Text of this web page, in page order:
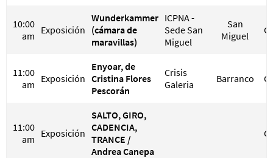
10:00
am Exposición
Wunderkammer
(cámara de
maravillas)
ICPNA -
Sede San
Miguel
San
Miguel
11:00
am Exposición
Enyoar, de
Cristina Flores
Pescorán
Crisis
Galeria
Barranco
11:00
am Exposición
SALTO, GIRO,
CADENCIA,
TRANCE /
Andrea Canepa